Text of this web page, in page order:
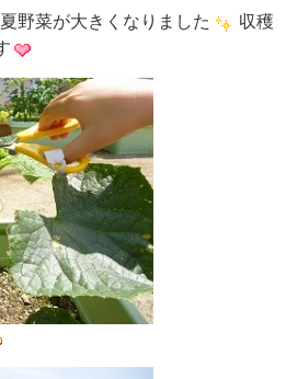
野菜が大きくなりました
収穫